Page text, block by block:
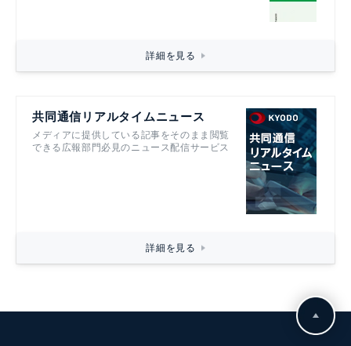
詳細を見る
共同通信リアルタイムニュース
メディアに提供している記事をそのまま閲覧
できる広報部門必見のニュース配信サービス
詳細を見る